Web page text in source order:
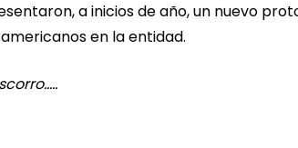
a inicios de año, un nuevo
en la entidad.